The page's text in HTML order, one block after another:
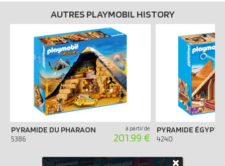
AUTRES PLAYMOBIL HISTORY
PYRAMIDE DU PHARAON
5386
à partir de
201.99 €
PYRAMIDE
4240